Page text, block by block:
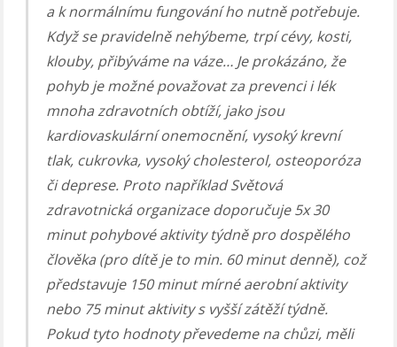
a k normálnímu fungování ho nutně potřebuje.
Když se pravidelně nehýbeme, trpí cévy, kosti,
klouby, přibýváme na váze… Je prokázáno, že
pohyb je možné považovat za prevenci i lék
mnoha zdravotních obtíží, jako jsou
kardiovaskulární onemocnění, vysoký krevní
tlak, cukrovka, vysoký cholesterol, osteoporóza
či deprese. Proto například Světová
zdravotnická organizace doporučuje 5x 30
minut pohybové aktivity týdně pro dospělého
člověka (pro dítě je to min. 60 minut denně), což
představuje 150 minut mírné aerobní aktivity
nebo 75 minut aktivity s vyšší zátěží týdně.
Pokud tyto hodnoty převedeme na chůzi, měli